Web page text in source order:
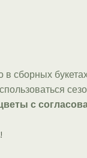
сборных
с